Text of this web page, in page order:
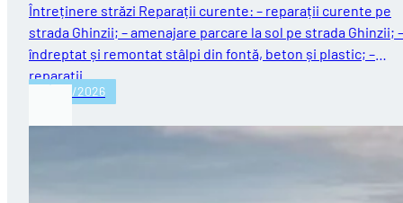
Întreținere străzi Reparații curente: – reparații curente pe
strada Ghinzii; – amenajare parcare la sol pe strada Ghinzii; –
îndreptat și remontat stâlpi din fontă, beton și plastic; –
reparații…
03/08/2026